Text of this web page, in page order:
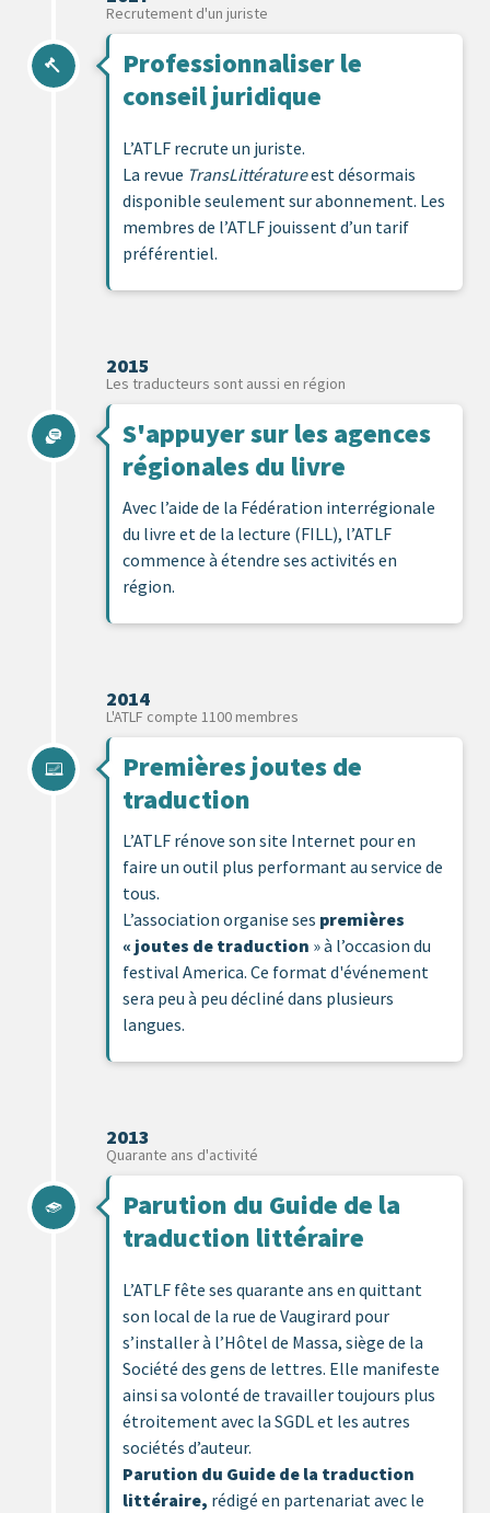
Recrutement d'un juriste
Professionnaliser le
conseil juridique
L’ATLF recrute un juriste.
La revue TransLittératureest désormais
disponible seulement sur abonnement. Les
membres de l’ATLF jouissent d’un tarif
préférentiel.
2015
Les traducteurs sont aussi en région
S'appuyer sur les agences
régionales du livre
Avec l’aide de la Fédération interrégionale
du livre et de la lecture (FILL), l’ATLF
commence à étendre ses activités en
région.
2014
L'ATLF compte 1100 membres
Premières joutes de
traduction
L’ATLF rénove son site Internet pour en
faire un outil plus performant au service de
tous.
L’association organise ses premières
« joutes de traduction » à l’occasion du
festival America. Ce format d'événement
sera peu à peu décliné dans plusieurs
langues.
2013
Quarante ans d'activité
Parution du Guide de la
traduction littéraire
L’ATLF fête ses quarante ans en quittant
son local de la rue de Vaugirard pour
s’installer à l’Hôtel de Massa, siège de la
Société des gens de lettres. Elle manifeste
ainsi sa volonté de travailler toujours plus
étroitement avec la SGDL et les autres
sociétés d’auteur.
Parution du Guide de la traduction
littéraire, rédigé en partenariat avec le